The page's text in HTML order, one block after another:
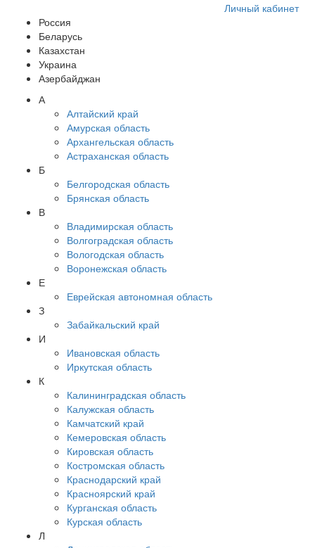
Личный кабинет
Россия
Беларусь
Казахстан
Украина
Азербайджан
А
Алтайский край
Амурская область
Архангельская область
Астраханская область
Б
Белгородская область
Брянская область
В
Владимирская область
Волгоградская область
Вологодская область
Воронежская область
Е
Еврейская автономная область
З
Забайкальский край
И
Ивановская область
Иркутская область
К
Калининградская область
Калужская область
Камчатский край
Кемеровская область
Кировская область
Костромская область
Краснодарский край
Красноярский край
Курганская область
Курская область
Л